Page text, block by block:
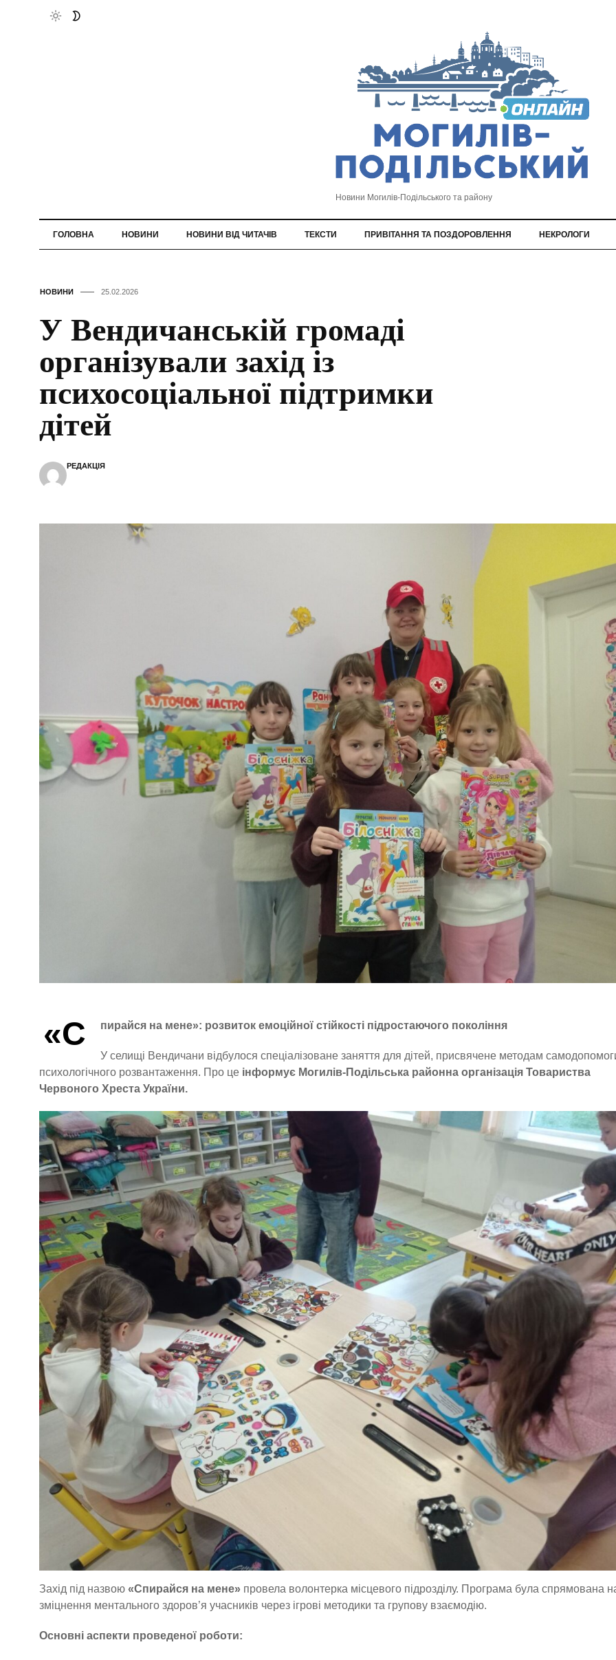
Новини Могилів-Подільського та району
ГОЛОВНА НОВИНИ НОВИНИ ВІД ЧИТАЧІВ ТЕКСТИ ПРИВІТАННЯ ТА ПОЗДОРОВЛЕННЯ НЕКРОЛОГИ
НОВИНИ 25.02.2026
У Вендичанській громаді
організували захід із
психосоціальної підтримки
дітей
РЕДАКЦІЯ
«С пирайся на мене»: розвиток емоційної стійкості підростаючого покоління
У селищі Вендичани відбулося спеціалізоване заняття для дітей, присвячене методам
психологічного розвантаження. Про це інформує Могилів-Подільська районна організація Товариства
Червоного Хреста України.
Захід під назвою «Спирайся на мене» провела волонтерка місцевого підрозділу. Програма була спрямована
зміцнення ментального здоров’я учасників через ігрові методики та групову взаємодію.
Основні аспекти проведеної роботи: